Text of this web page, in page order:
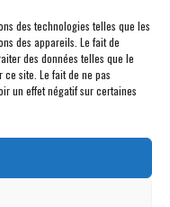
des technologies telles que les
des appareils. Le fait de
des données telles que le
site. Le fait de ne pas
un effet négatif sur certaines